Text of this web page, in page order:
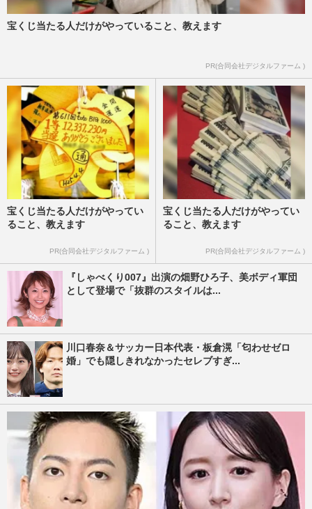
宝くじ当たる人だけがやっていること、教えます
PR(合同会社デジタルファーム )
宝くじ当たる人だけがやってい
ること、教えます
PR(合同会社デジタルファーム )
宝くじ当たる人だけがやってい
ること、教えます
PR(合同会社デジタルファーム )
『しゃべくり007』出演の畑野ひろ子、美ボディ軍団
として登場で「抜群のスタイルは...
川口春奈＆サッカー日本代表・板倉滉「匂わせゼロ
婚」でも隠しきれなかったセレブすぎ...